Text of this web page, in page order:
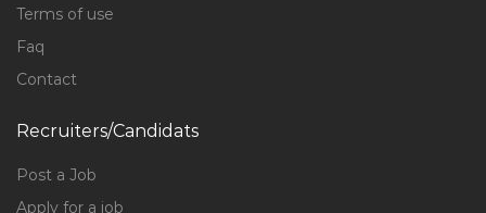
Terms of use
Faq
Contact
Recruiters/Candidats
Post a Job
Apply for a job